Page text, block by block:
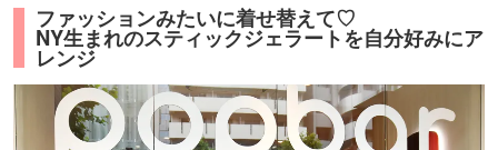
ファッションみたいに着せ替えて♡
NY生まれのスティックジェラートを自分好みにア
レンジ